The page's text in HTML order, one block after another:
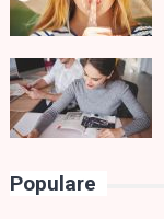
Populare